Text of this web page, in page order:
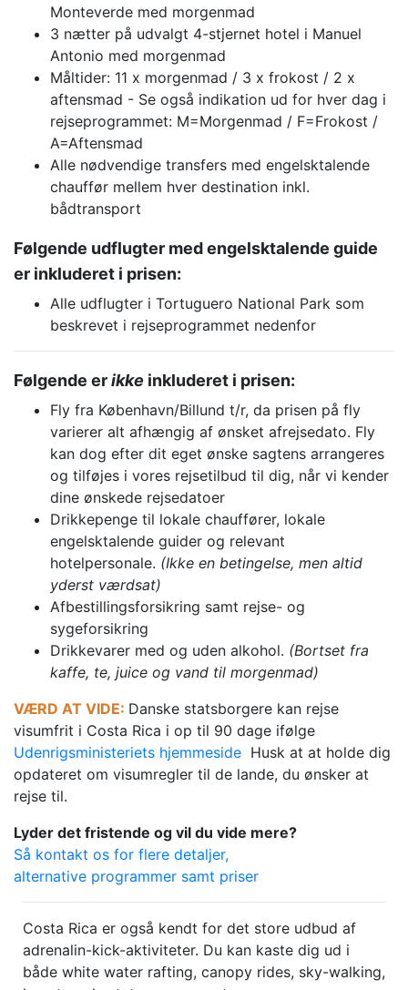
Monteverde med morgenmad
3 nætter på udvalgt 4-stjernet hotel i Manuel
Antonio med morgenmad
Måltider: 11 x morgenmad / 3 x frokost / 2 x
aftensmad - Se også indikation ud for hver dag i
rejseprogrammet: M=Morgenmad / F=Frokost /
A=Aftensmad
Alle nødvendige transfers med engelsktalende
chauffør mellem hver destination inkl.
bådtransport
Følgende udflugter med engelsktalende guide
er inkluderet i prisen:
Alle udflugter i Tortuguero National Park som
beskrevet i rejseprogrammet nedenfor
Følgende erikke inkluderet i prisen:
Fly fra København/Billund t/r, da prisen på fly
varierer alt afhængig af ønsket afrejsedato. Fly
kan dog efter dit eget ønske sagtens arrangeres
og tilføjes i vores rejsetilbud til dig, når vi kender
dine ønskede rejsedatoer
Drikkepenge til lokale chauffører, lokale
engelsktalende guider og relevant
hotelpersonale. (Ikke en betingelse, men altid
yderst værdsat)
Afbestillingsforsikring samt rejse- og
sygeforsikring
Drikkevarer med og uden alkohol. (Bortset fra
kaffe, te, juice og vand til morgenmad)
VÆRD AT VIDE: Danske statsborgere kan rejse
visumfrit i Costa Rica i op til 90 dage ifølge
Udenrigsministeriets hjemmeside Husk at at holde dig
opdateret om visumregler til de lande, du ønsker at
rejse til.
Lyder det fristende og vil du vide mere?
Så kontakt os for flere detaljer,
alternative programmer samt priser
Costa Rica er også kendt for det store udbud af
adrenalin-kick-aktiviteter. Du kan kaste dig ud i
både white water rafting, canopy rides, sky-walking,